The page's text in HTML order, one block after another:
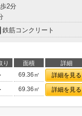
2分
鉄筋コンクリート
り 面積 詳細
69.36㎡ 詳細を見る
69.36㎡ 詳細を見る